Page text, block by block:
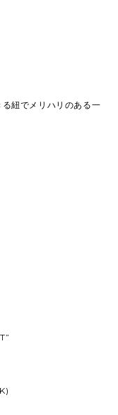
紐でメリハリのある一